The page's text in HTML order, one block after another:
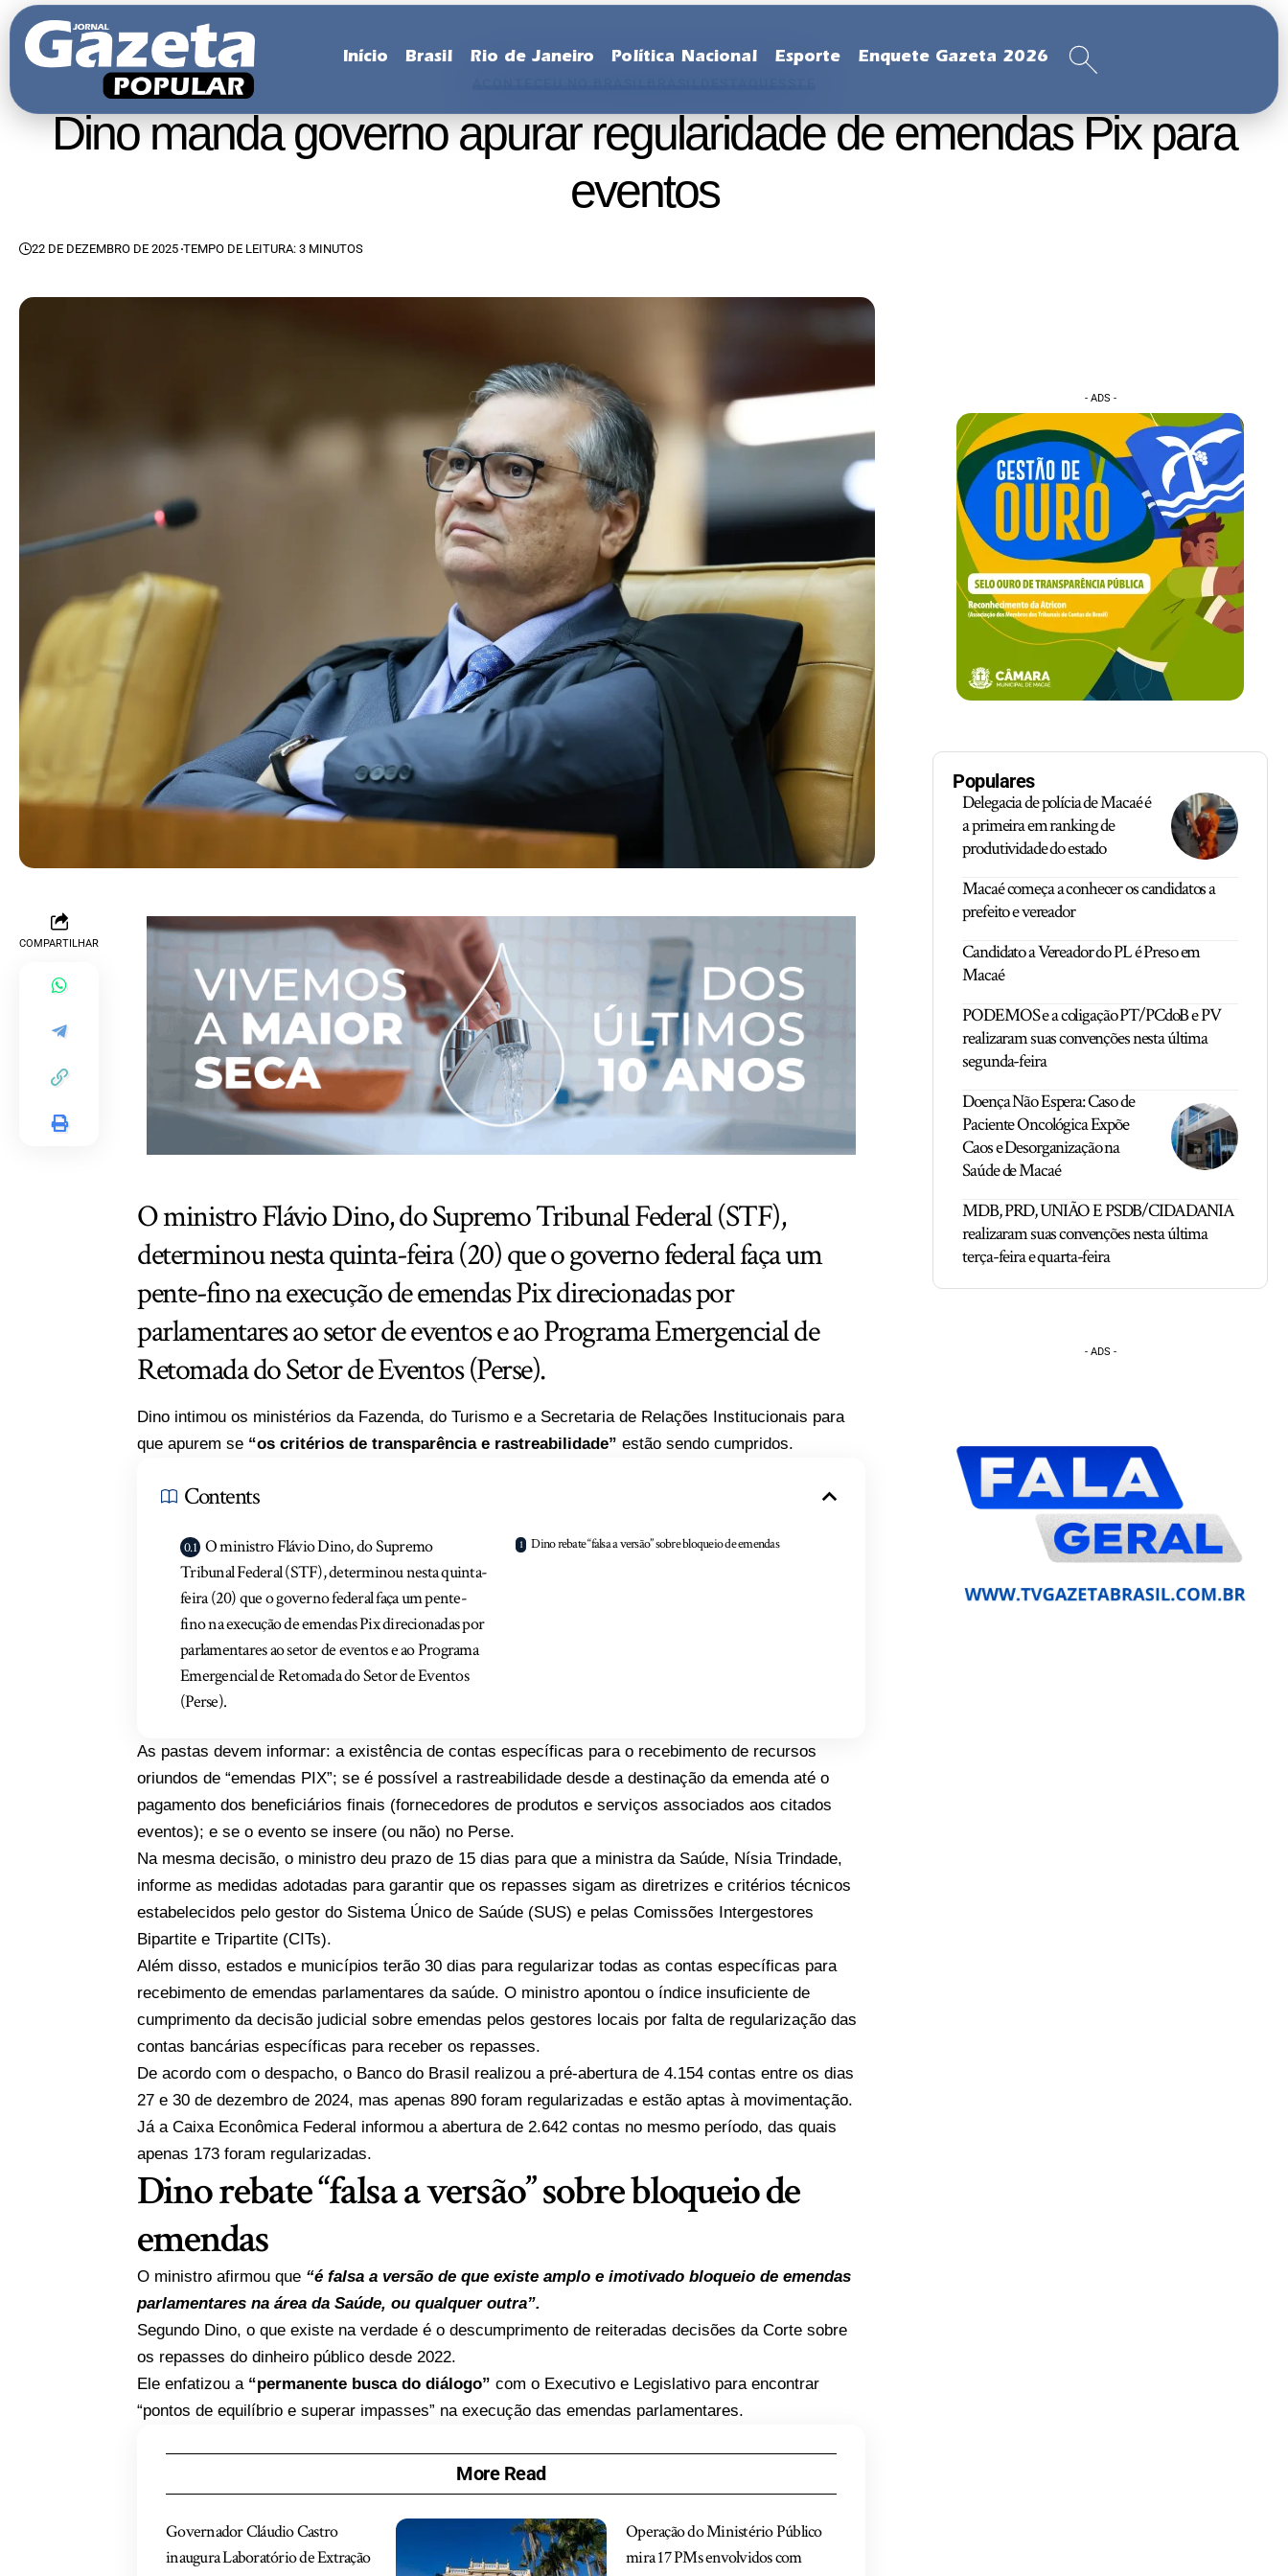
Início Brasil Rio de Janeiro Política Nacional Esporte Enquete Gazeta 2026
Dino manda governo apurar regularidade de emendas Pix para
eventos
22 DE DEZEMBRO DE 2025 TEMPO DE LEITURA: 3 MINUTOS
COMPARTILHAR
O ministro Flávio Dino, do Supremo Tribunal Federal (STF),
determinou nesta quinta-feira (20) que o governo federal faça um
pente-fino na execução de emendas Pix direcionadas por
parlamentares ao setor de eventos e ao Programa Emergencial de
Retomada do Setor de Eventos (Perse).
Dino intimou os ministérios da Fazenda, do Turismo e a Secretaria de Relações Institucionais para
que apurem se “os critérios de transparência e rastreabilidade” estão sendo cumpridos.
Contents
O ministro Flávio Dino, do Supremo
Tribunal Federal (STF), determinou nesta quinta-
feira (20) que o governo federal faça um pente-
fino na execução de emendas Pix direcionadas por
parlamentares ao setor de eventos e ao Programa
Emergencial de Retomada do Setor de Eventos
(Perse).
Dino rebate “falsa a versão” sobre bloqueio de emendas
As pastas devem informar: a existência de contas específicas para o recebimento de recursos
oriundos de “emendas PIX”; se é possível a rastreabilidade desde a destinação da emenda até o
pagamento dos beneficiários finais (fornecedores de produtos e serviços associados aos citados
eventos); e se o evento se insere (ou não) no Perse.
Na mesma decisão, o ministro deu prazo de 15 dias para que a ministra da Saúde, Nísia Trindade,
informe as medidas adotadas para garantir que os repasses sigam as diretrizes e critérios técnicos
estabelecidos pelo gestor do Sistema Único de Saúde (SUS) e pelas Comissões Intergestores
Bipartite e Tripartite (CITs).
Além disso, estados e municípios terão 30 dias para regularizar todas as contas específicas para
recebimento de emendas parlamentares da saúde. O ministro apontou o índice insuficiente de
cumprimento da decisão judicial sobre emendas pelos gestores locais por falta de regularização das
contas bancárias específicas para receber os repasses.
De acordo com o despacho, o Banco do Brasil realizou a pré-abertura de 4.154 contas entre os dias
27 e 30 de dezembro de 2024, mas apenas 890 foram regularizadas e estão aptas à movimentação.
Já a Caixa Econômica Federal informou a abertura de 2.642 contas no mesmo período, das quais
apenas 173 foram regularizadas.
Dino rebate “falsa a versão” sobre bloqueio de
emendas
O ministro afirmou que “é falsa a versão de que existe amplo e imotivado bloqueio de emendas
parlamentares na área da Saúde, ou qualquer outra”.
Segundo Dino, o que existe na verdade é o descumprimento de reiteradas decisões da Corte sobre
os repasses do dinheiro público desde 2022.
Ele enfatizou a“permanente busca do diálogo” com o Executivo e Legislativo para encontrar
“pontos de equilíbrio e superar impasses” na execução das emendas parlamentares.
More Read
Governador Cláudio Castro
inaugura Laboratório de Extração
Operação do Ministério Público
mira 17 PMs envolvidos com
- ADS -
Populares
Delegacia de polícia de Macaé é
a primeira em ranking de
produtividade do estado
Macaé começa a conhecer os candidatos a
prefeito e vereador
Candidato a Vereador do PL é Preso em
Macaé
PODEMOS e a coligação PT/PCdoB e PV
realizaram suas convenções nesta última
segunda-feira
Doença Não Espera: Caso de
Paciente Oncológica Expõe
Caos e Desorganização na
Saúde de Macaé
MDB, PRD, UNIÃO E PSDB/CIDADANIA
realizaram suas convenções nesta última
terça-feira e quarta-feira
- ADS -